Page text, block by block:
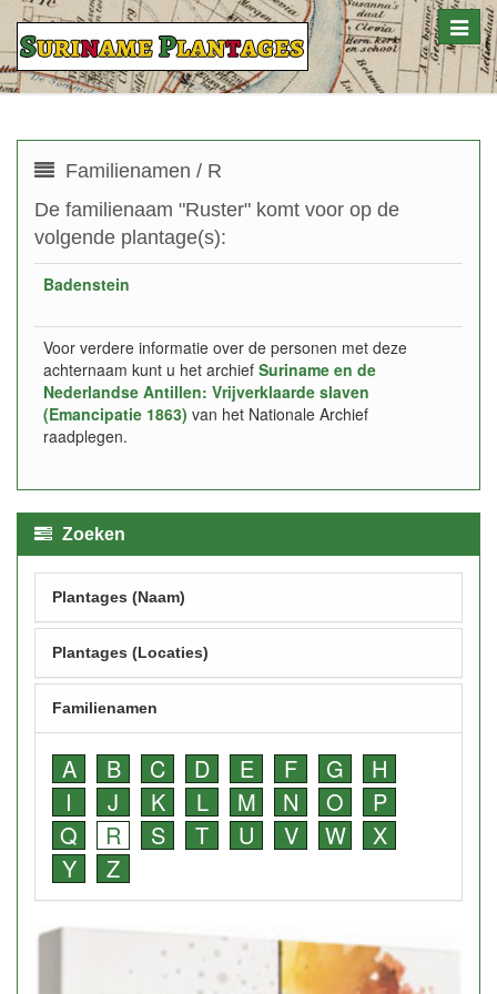
Toggle
Familienamen / R
De familienaam "Ruster" komt voor op de
volgende plantage(s):
Badenstein
Voor verdere informatie over de personen met deze
achternaam kunt u het archief Suriname en de
Nederlandse Antillen: Vrijverklaarde slaven
(Emancipatie 1863) van het Nationale Archief
raadplegen.
Zoeken
Plantages (Naam)
Plantages (Locaties)
Familienamen
A B C D E F G
H
I
J K L M N O
P
Q
R S T U V W
X
Y
Z